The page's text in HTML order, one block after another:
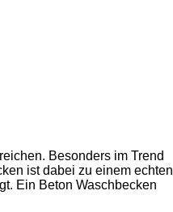
Besonders im Trend
ist dabei zu einem echten
Ein Beton Waschbecken